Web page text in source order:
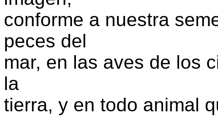
conforme a nuestra
peces del
mar, en las aves de los
la
tierra, y en todo animal